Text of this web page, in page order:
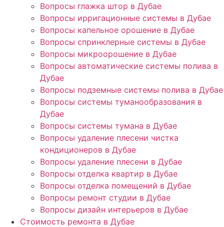
Вопросы глажка штор в Дубае
Вопросы ирригационные системы в Дубае
Вопросы капельное орошение в Дубае
Вопросы спринклерные системы в Дубае
Вопросы микроорошение в Дубае
Вопросы автоматические системы полива в
Дубае
Вопросы подземные системы полива в Дубае
Вопросы системы туманообразования в
Дубае
Вопросы системы тумана в Дубае
Вопросы удаление плесени чистка
кондиционеров в Дубае
Вопросы удаление плесени в Дубае
Вопросы отделка квартир в Дубае
Вопросы отделка помещений в Дубае
Вопросы ремонт студии в Дубае
Вопросы дизайн интерьеров в Дубае
Стоимость ремонта в Дубае